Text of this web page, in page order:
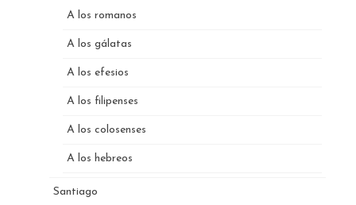
A los romanos
A los gálatas
A los efesios
A los filipenses
A los colosenses
A los hebreos
Santiago